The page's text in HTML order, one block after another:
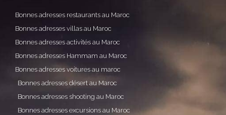
Bonnes adresses restaurants au Maroc
Bonnes adresses villas au Maroc
Bonnes adresses activités au Maroc
Bonnes adresses Hammam au Maroc
Bonnes adresses voitures au maroc
Bonnes adresses désert au Maroc
Bonnes adresses shooting au Maroc
Bonnes adresses excursions au Maroc